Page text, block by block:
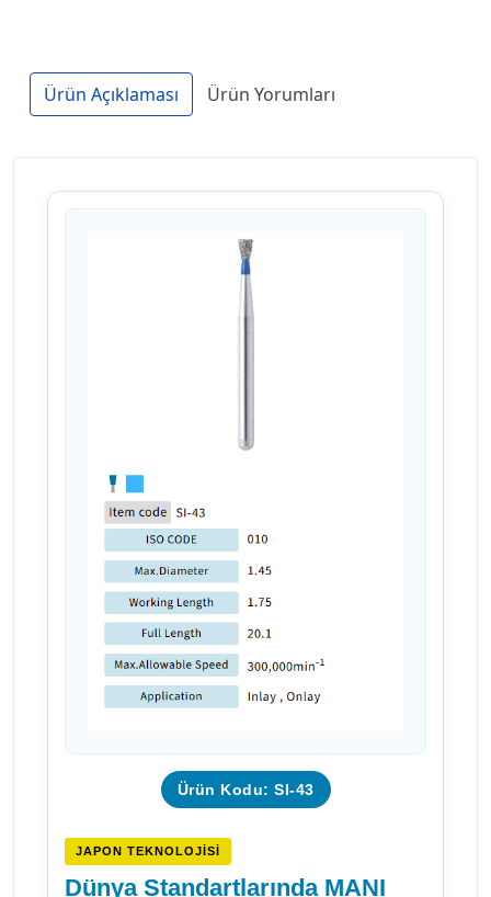
Ürün Açıklaması Ürün Yorumları
Ürün Kodu: SI-43
JAPON TEKNOLOJISI
Dünya Standartlarında MANI